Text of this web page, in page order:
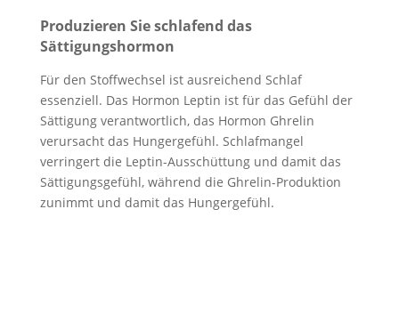
Produzieren Sie schlafend das
Sättigungshormon
Für den Stoffwechsel ist ausreichend Schlaf
essenziell. Das Hormon Leptin ist für das Gefühl der
Sättigung verantwortlich, das Hormon Ghrelin
verursacht das Hungergefühl. Schlafmangel
verringert die Leptin-Ausschüttung und damit das
Sättigungsgefühl, während die Ghrelin-Produktion
zunimmt und damit das Hungergefühl.